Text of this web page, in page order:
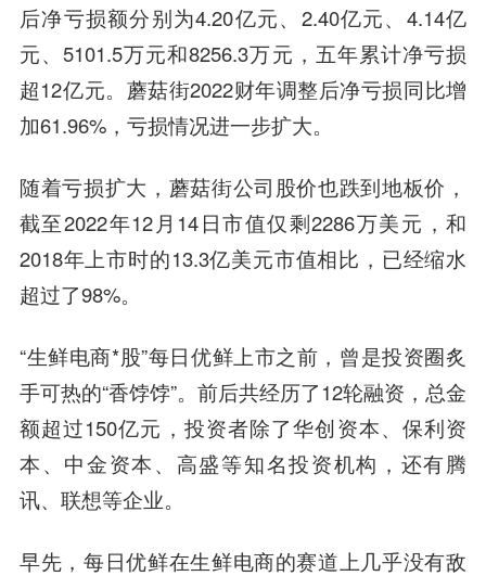
后净亏损额分别为4.20亿元、2.40亿元、4.14亿
元、5101.5万元和8256.3万元，五年累计净亏损
超12亿元。蘑菇街2022财年调整后净亏损同比增
加61.96%，亏损情况进一步扩大。
随着亏损扩大，蘑菇街公司股价也跌到地板价，
截至2022年12月14日市值仅剩2286万美元，和
2018年上市时的13.3亿美元市值相比，已经缩水
超过了98%。
“生鲜电商*股”每日优鲜上市之前，曾是投资圈炙
手可热的“香饽饽”。前后共经历了12轮融资，总金
额超过150亿元，投资者除了华创资本、保利资
本、中金资本、高盛等知名投资机构，还有腾
讯、联想等企业。
早先，每日优鲜在生鲜电商的赛道上几乎没有敌